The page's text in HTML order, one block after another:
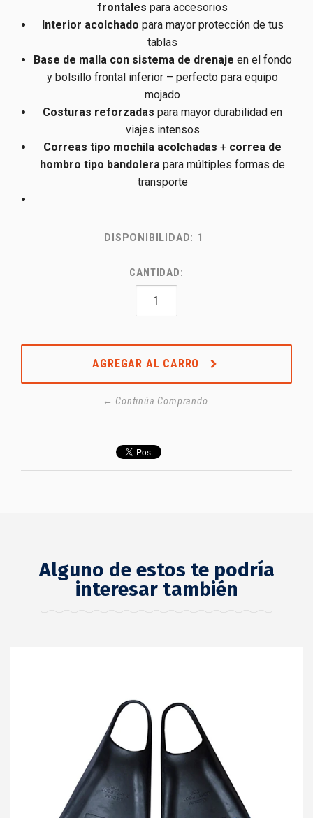
frontales para accesorios
Interior acolchado para mayor protección de tus
tablas
Base de malla con sistema de drenaje en el fondo
y bolsillo frontal inferior – perfecto para equipo
mojado
Costuras reforzadas para mayor durabilidad en
viajes intensos
Correas tipo mochila acolchadas + correa de
hombro tipo bandolera para múltiples formas de
transporte
DISPONIBILIDAD: 1
CANTIDAD:
AGREGAR AL CARRO
← Continúa Comprando
Alguno de estos te podría
interesar también